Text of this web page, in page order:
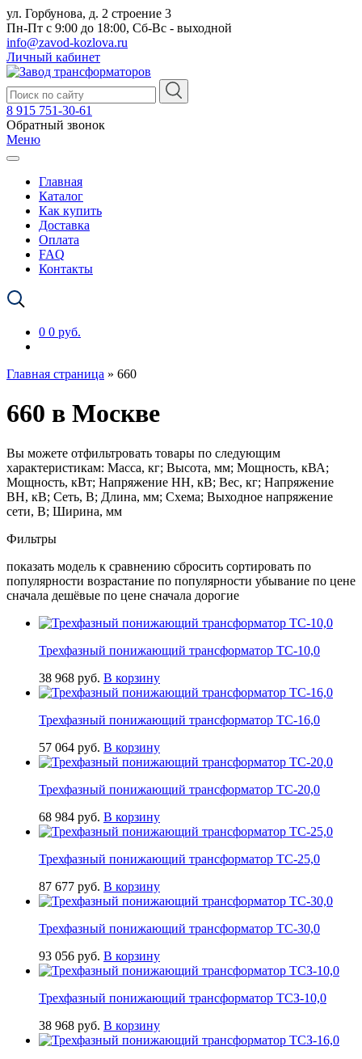
ул. Горбунова, д. 2 строение 3
Пн-Пт с 9:00 до 18:00, Сб-Вс - выходной
info@zavod-kozlova.ru
Личный кабинет
8 915 751-30-61
Обратный звонок
Меню
Главная
Каталог
Как купить
Доставка
Оплата
FAQ
Контакты
0 0 руб.
Главная страница » 660
660 в Москве
Вы можете отфильтровать товары по следующим
характеристикам: Масса, кг; Высота, мм; Мощность, кВА;
Мощность, кВт; Напряжение НН, кВ; Вес, кг; Напряжение
ВН, кВ; Сеть, В; Длина, мм; Схема; Выходное напряжение
сети, В; Ширина, мм
Фильтры
показать модель к сравнению сбросить сортировать по
популярности возрастание по популярности убывание по цене
сначала дешёвые по цене сначала дорогие
Трехфазный понижающий трансформатор ТС-10,0
38 968 руб. В корзину
Трехфазный понижающий трансформатор ТС-16,0
57 064 руб. В корзину
Трехфазный понижающий трансформатор ТС-20,0
68 984 руб. В корзину
Трехфазный понижающий трансформатор ТС-25,0
87 677 руб. В корзину
Трехфазный понижающий трансформатор ТС-30,0
93 056 руб. В корзину
Трехфазный понижающий трансформатор ТСЗ-10,0
38 968 руб. В корзину